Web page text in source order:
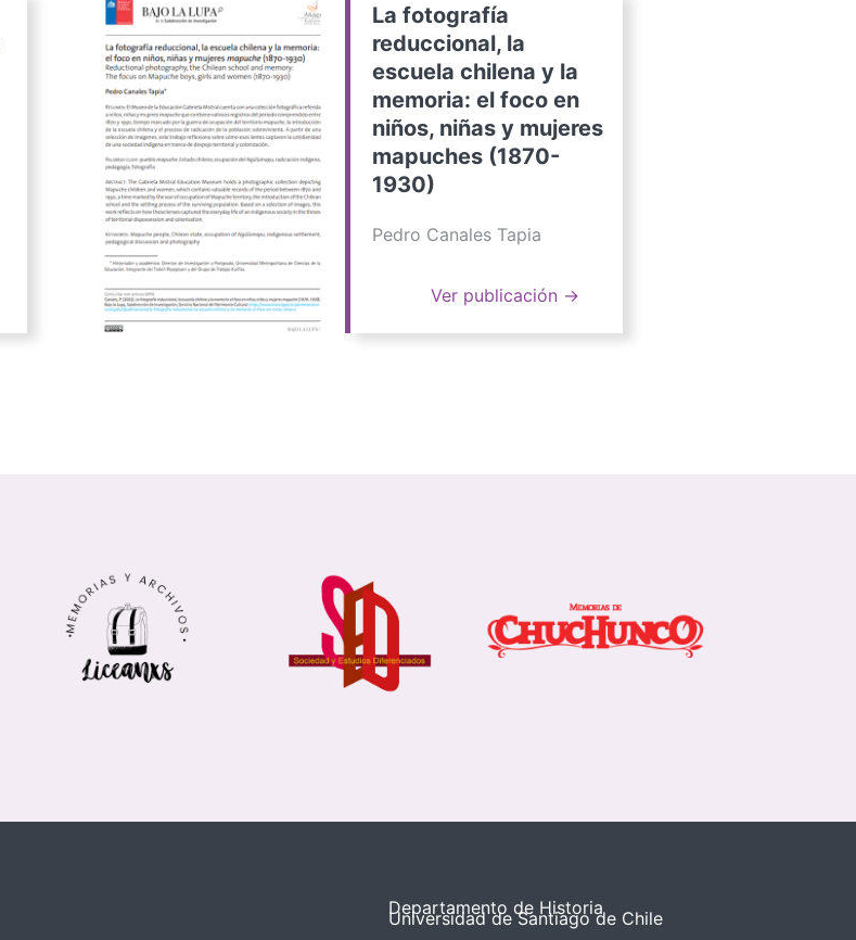
La fotografía
reduccional, la
escuela chilena y la
memoria: el foco en
niños, niñas y mujeres
mapuches (1870-
1930)
Pedro Canales Tapia
Ver publicación →
Departamento de Historia
Universidad de Santiago de Chile